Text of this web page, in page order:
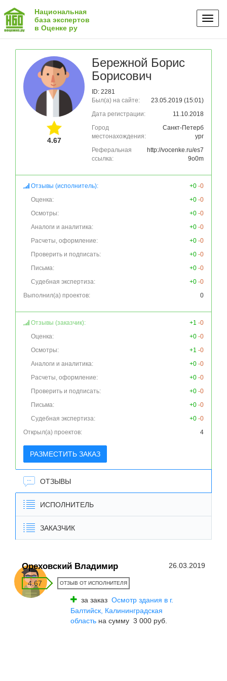
Национальная
база экспертов
в Оценке ру
4.67
Бережной Борис
Борисович
ID: 2281
Был(а) на сайте:
23.05.2019 (15:01)
Дата регистрации:
11.10.2018
Город
местонахождения:
Санкт-Петерб
ург
Реферальная
ссылка:
http://vocenke.ru/es7
9o0m
Отзывы (исполнитель): +0 -0
Оценка:
+0 -0
Осмотры:
+0 -0
Аналоги и аналитика:
+0 -0
Расчеты, оформление:
+0 -0
Проверить и подписать:
+0 -0
Письма:
+0 -0
Судебная экспертиза:
+0 -0
Выполнил(а) проектов:
0
Отзывы (заказчик): +1 -0
Оценка:
+0 -0
Осмотры:
+1 -0
Аналоги и аналитика:
+0 -0
Расчеты, оформление:
+0 -0
Проверить и подписать:
+0 -0
Письма:
+0 -0
Судебная экспертиза:
+0 -0
Открыл(а) проектов:
4
РАЗМЕСТИТЬ ЗАКАЗ
ОТЗЫВЫ
ИСПОЛНИТЕЛЬ
ЗАКАЗЧИК
Ореховский Владимир 26.03.2019
4.67 ОТЗЫВ ОТ ИСПОЛНИТЕЛЯ
за заказ Осмотр здания в г.
Балтийск, Калининградская
область на сумму 3 000 руб.